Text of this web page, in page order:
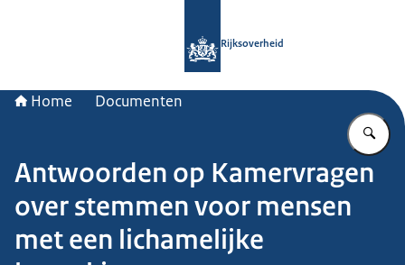
Rijksoverheid
Home Documenten
Antwoorden op Kamervragen
over stemmen voor mensen
met een lichamelijke